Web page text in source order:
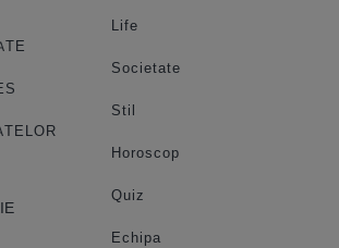
Life
Societate
Stil
Horoscop
Quiz
Echipa